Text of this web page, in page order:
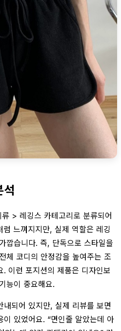
석
> 레깅스 카테고리로 분류되어
느껴지지만, 실제 역할은 레깅
깝습니다. 즉, 단독으로 스타일을
체 코디의 안정감을 높여주는 조
이런 포지션의 제품은 디자인보
능이 중요해요.
되어 있지만, 실제 리뷰를 보면
있었어요. “면인줄 알았는데 아